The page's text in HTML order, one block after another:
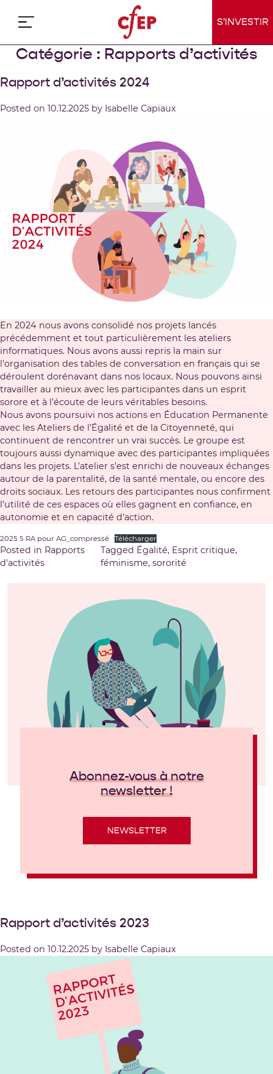
content
S'INVESTIR
Catégorie : Rapports d’activités
Rapport d’activités 2024
Posted on 10.12.2025 by Isabelle Capiaux
En 2024 nous avons consolidé nos projets lancés
précédemment et tout particulièrement les ateliers
informatiques. Nous avons aussi repris la main sur
l’organisation des tables de conversation en français qui se
déroulent dorénavant dans nos locaux. Nous pouvons ainsi
travailler au mieux avec les participantes dans un esprit
sorore et à l’écoute de leurs véritables besoins.
Nous avons poursuivi nos actions en Éducation Permanente
avec les Ateliers de l’Égalité et de la Citoyenneté, qui
continuent de rencontrer un vrai succès. Le groupe est
toujours aussi dynamique avec des participantes impliquées
dans les projets. L’atelier s’est enrichi de nouveaux échanges
autour de la parentalité, de la santé mentale, ou encore des
droits sociaux. Les retours des participantes nous confirment
l’utilité de ces espaces où elles gagnent en confiance, en
autonomie et en capacité d’action.
2025 5 RA pour AG_compressé Télécharger
Posted in Rapports
d'activités
Tagged Égalité, Esprit critique,
féminisme,sororité
Abonnez-vous à notre
newsletter !
NEWSLETTER
Rapport d’activités 2023
Posted on 10.12.2025 by Isabelle Capiaux